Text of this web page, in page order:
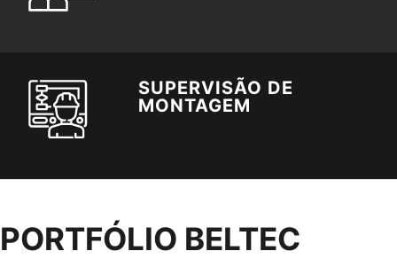
SUPERVISÃO DE
MONTAGEM
PORTFÓLIO BELTEC